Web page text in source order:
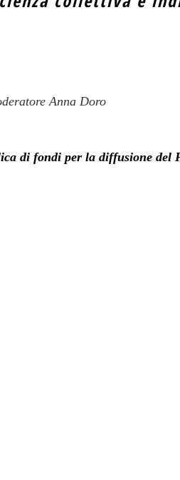
Anna Doro
di fondi per la diffusione del